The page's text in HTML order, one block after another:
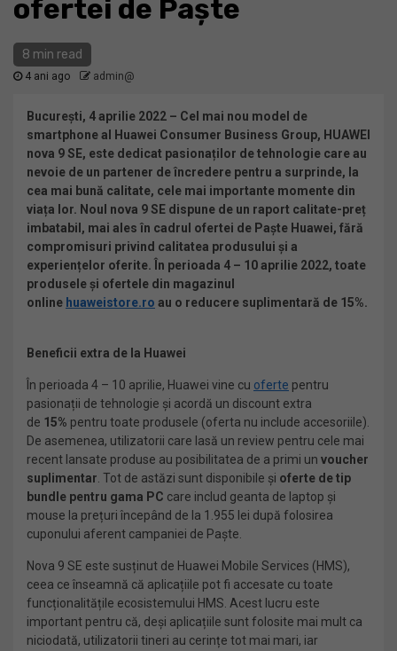
ofertei de Paște
8 min read
4 ani ago admin@
București, 4 aprilie 2022 – Cel mai nou model de
smartphone al Huawei Consumer Business Group, HUAWEI
nova 9 SE, este dedicat pasionaților de tehnologie care au
nevoie de un partener de încredere pentru a surprinde, la
cea mai bună calitate, cele mai importante momente din
viața lor. Noul nova 9 SE dispune de un raport calitate-preț
imbatabil, mai ales în cadrul ofertei de Paște Huawei, fără
compromisuri privind calitatea produsului și a
experiențelor oferite. În perioada 4 – 10 aprilie 2022, toate
produsele și ofertele din magazinul
online huaweistore.ro au o reducere suplimentară de 15%.
Beneficii extra de la Huawei
În perioada 4 – 10 aprilie, Huawei vine cu oferte pentru
pasionații de tehnologie și acordă un discount extra
de 15% pentru toate produsele (oferta nu include accesoriile).
De asemenea, utilizatorii care lasă un review pentru cele mai
recent lansate produse au posibilitatea de a primi un voucher
suplimentar . Tot de astăzi sunt disponibile și oferte de tip
bundle pentru gama PC care includ geanta de laptop și
mouse la prețuri începând de la 1.955 lei după folosirea
cuponului aferent campaniei de Paște.
Nova 9 SE este susținut de Huawei Mobile Services (HMS),
ceea ce înseamnă că aplicațiile pot fi accesate cu toate
funcționalitățile ecosistemului HMS. Acest lucru este
important pentru că, deși aplicațiile sunt folosite mai mult ca
niciodată, utilizatorii tineri au cerințe tot mai mari, iar